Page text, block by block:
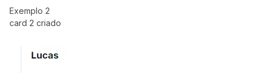
Exemplo 2
card 2 criado